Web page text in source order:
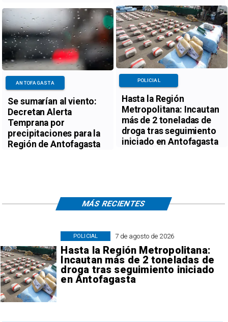
Se sumarían al viento:
Decretan Alerta
Temprana por
precipitaciones para la
Región de Antofagasta
ANTOFAGASTA
Hasta la Región
Metropolitana: Incautan
más de 2 toneladas de
droga tras seguimiento
iniciado en Antofagasta
POLICIAL
7 de agosto de 2026
Hasta la Región Metropolitana:
Incautan más de 2 toneladas de
droga tras seguimiento iniciado
en Antofagasta
POLICIAL
MÁS RECIENTES